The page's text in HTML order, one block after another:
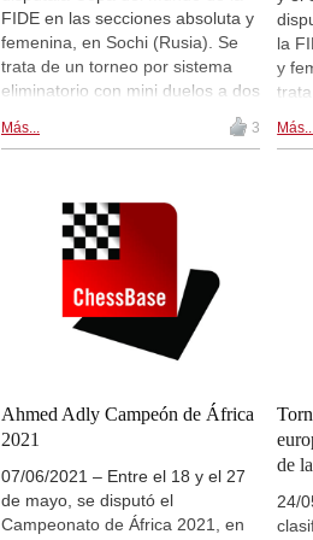
FIDE en las secciones absoluta y
femenina, en Sochi (Rusia). Se
trata de un torneo por sistema
eliminatorio con mini duelos a dos
partidas en cada ronda. Hemos
incluido el comunicado de prensa
de las partidas a partir de las
14:00 CEST. Hoy se disputa la
ronda 1.1, partida 1. | Foto:
Anastasia Korolkova (FIDE)
Más... 3
la
y
de
Ahmed Adly Campeón de África
2021
07/06/2021 – Entre el 18 y el 27
de mayo, se disputó el
Campeonato de África 2021, en
de
24/